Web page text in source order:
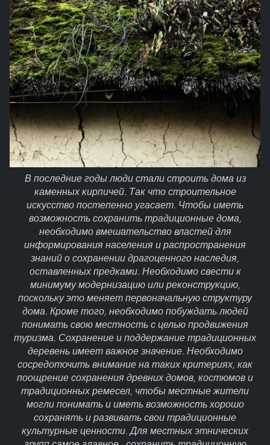
В последние годы люди стали строить дома из
каменных кирпичей. Так что строительное
искусство постепенно угасает. Чтобы иметь
возможность сохранить традиционные дома,
необходимо вмешательство властей для
информирования населения и распространения
знаний о сохранении драгоценного наследия,
оставленных предками. Необходимо свести к
минимуму модернизацию или реконструкцию,
поскольку это меняет первоначальную структуру
дома. Кроме того, необходимо побуждать людей
понимать свою местность с целью продвижения
туризма. Сохранение и поддержание традиционных
деревень имеет важное значение. Необходимо
сосредоточить внимание на таких критериях, как
поощрение сохранения древних домов, костюмов и
традиционных ремесел, чтобы местные жители
могли понимать и иметь возможность хорошо
сохранять и развивать свои традиционные
культурные ценности. Для местных этнических